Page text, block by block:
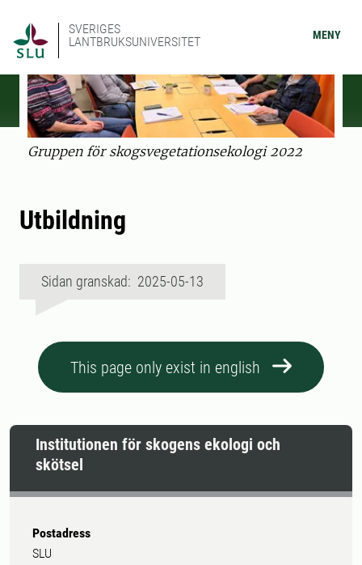
SVERIGES
LANTBRUKSUNIVERSITET
MENY
Gruppen för skogsvegetationsekologi 2022
Utbildning
Sidan granskad: 2025-05-13
This page only exist in english
Institutionen för skogens ekologi och
skötsel
Postadress
SLU